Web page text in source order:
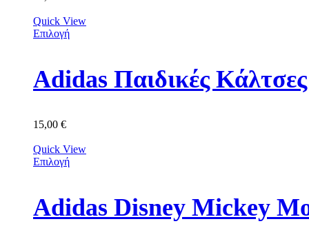
Quick View
Επιλογή
Adidas Παιδικές
15,00 €
Quick View
Επιλογή
Adidas Disney Mickey